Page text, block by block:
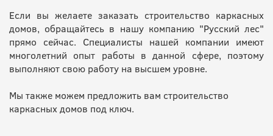
Если вы желаете заказать строительство каркасных
домов, обращайтесь в нашу компанию "Русский лес"
прямо сейчас. Специалисты нашей компании имеют
многолетний опыт работы в данной сфере, поэтому
выполняют свою работу на высшем уровне.
Мы также можем предложить вам строительство
каркасных домов под ключ.